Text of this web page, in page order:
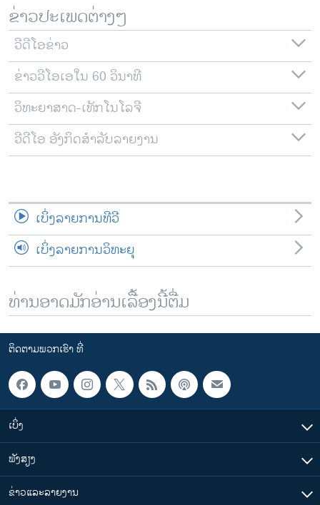
ລາຍການກະຈາຍສຽງ
ລາຍງານ
ຕິດຕາມພວກເຮົາ ທີ່
ພາສາຕ່າງໆ
ຂ່າວປະເພດຕ່າງໆ
ວີດີໂອຂ່າວ
ຂ່າວວີໂອເອໃນ 60 ວິນາທີ
ວິທະຍາສາດ-ເທັກໂນໂລຈີ
ວີດີໂອ ອັງກິດສຳລັບລາຍງານ
ເບິ່ງລາຍການທີວີ
ເບິ່ງລາຍການວິທະຍຸ
ທ່ານອາດມັກອ່ານເລື້ອງນີ້ຕື່ມ
ຕິດຕາມພວກເຮົາ ທີ່
ເບິ່ງ
ຟັງສຽງ
ຂ່າວແລະລາຍງານ